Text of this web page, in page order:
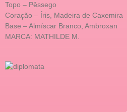
Topo – Pêssego
Coração – Íris, Madeira de Caxemira
Base – Almíscar Branco, Ambroxan
MARCA: MATHILDE M.